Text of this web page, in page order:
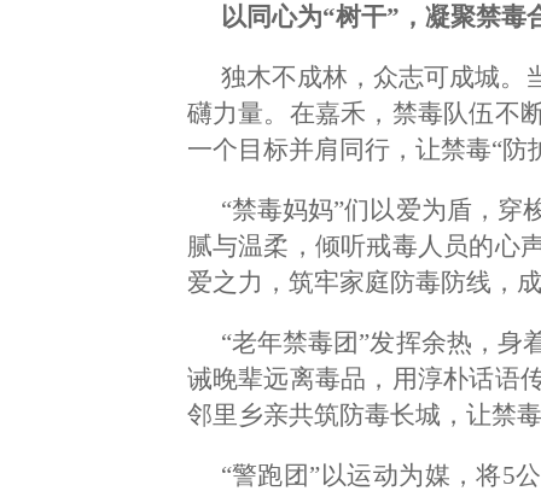
以同心为“树干”，凝聚禁毒
独木不成林，众志可成城。
礴力量。在嘉禾，禁毒队伍不
一个目标并肩同行，让禁毒“防
“禁毒妈妈”们以爱为盾，穿
腻与温柔，倾听戒毒人员的心
爱之力，筑牢家庭防毒防线，
“老年禁毒团”发挥余热，身
诫晚辈远离毒品，用淳朴话语
邻里乡亲共筑防毒长城，让禁
“警跑团”以运动为媒，将5